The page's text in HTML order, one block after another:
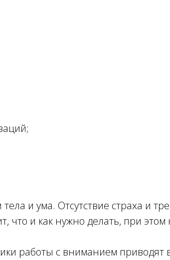
и ума. Отсутствие страха и
и как нужно делать, при этом
работы с вниманием приводят